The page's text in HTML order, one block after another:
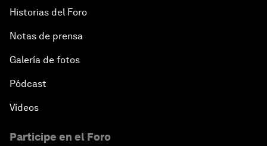
Historias del Foro
Notas de prensa
Galería de fotos
Pódcast
Vídeos
Participe en el Foro